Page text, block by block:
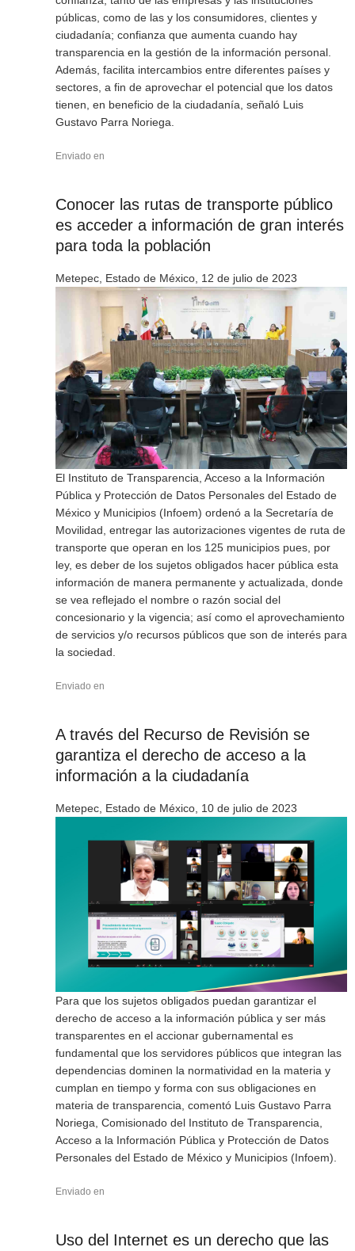
públicas, como de las y los consumidores, clientes y
ciudadanía; confianza que aumenta cuando hay
transparencia en la gestión de la información personal.
Además, facilita intercambios entre diferentes países y
sectores, a fin de aprovechar el potencial que los datos
tienen, en beneficio de la ciudadanía, señaló Luis
Gustavo Parra Noriega.
Enviado en
Conocer las rutas de transporte público
es acceder a información de gran interés
para toda la población
Metepec, Estado de México, 12 de julio de 2023
El Instituto de Transparencia, Acceso a la Información
Pública y Protección de Datos Personales del Estado de
México y Municipios (Infoem) ordenó a la Secretaría de
Movilidad, entregar las autorizaciones vigentes de ruta de
transporte que operan en los 125 municipios pues, por
ley, es deber de los sujetos obligados hacer pública esta
información de manera permanente y actualizada, donde
se vea reflejado el nombre o razón social del
concesionario y la vigencia; así como el aprovechamiento
de servicios y/o recursos públicos que son de interés para
la sociedad.
Enviado en
A través del Recurso de Revisión se
garantiza el derecho de acceso a la
información a la ciudadanía
Metepec, Estado de México, 10 de julio de 2023
Para que los sujetos obligados puedan garantizar el
derecho de acceso a la información pública y ser más
transparentes en el accionar gubernamental es
fundamental que los servidores públicos que integran las
dependencias dominen la normatividad en la materia y
cumplan en tiempo y forma con sus obligaciones en
materia de transparencia, comentó Luis Gustavo Parra
Noriega, Comisionado del Instituto de Transparencia,
Acceso a la Información Pública y Protección de Datos
Personales del Estado de México y Municipios (Infoem).
Enviado en
Uso del Internet es un derecho que las